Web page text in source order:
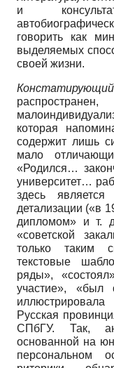
и
говорить как
выделяемых
своей жизни.
Констатирующий
которая
содержит лишь
мало
«Родился…
университет…
здесь
детализации («в
дипломом» и т.
«советской
только таким
текстовые
ряды»,
участие»,
Русская
СПбГУ. Так,
основанной на
персональном